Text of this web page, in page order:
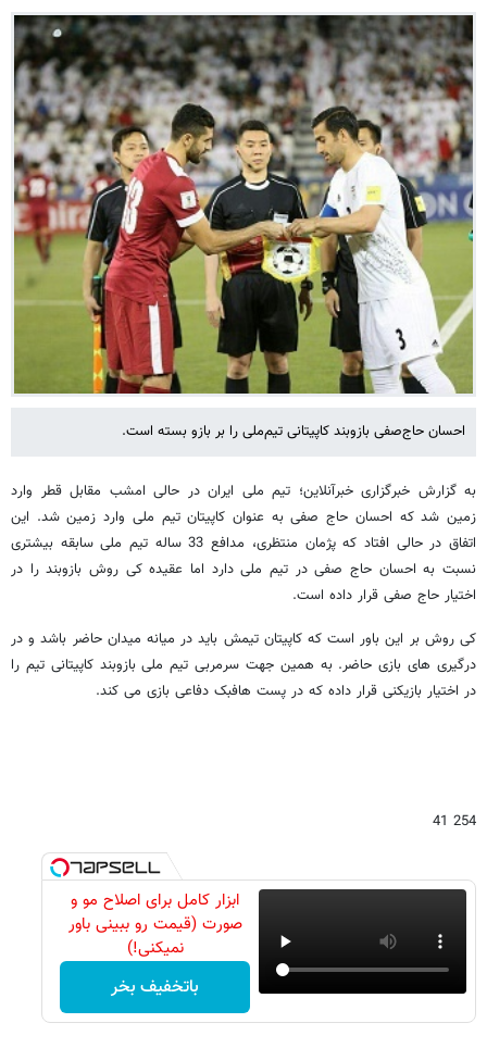
احسان حاج‌صفی بازوبند کاپیتانی تیم‌ملی را بر بازو بسته است.
به گزارش خبرگزاری خبرآنلاین؛ تیم ملی ایران در حالی امشب مقابل قطر وارد
زمین شد که احسان حاج صفی به عنوان کاپیتان تیم ملی وارد زمین شد. این
اتفاق در حالی افتاد که پژمان منتظری، مدافع 33 ساله تیم ملی سابقه بیشتری
نسبت به احسان حاج صفی در تیم ملی دارد اما عقیده کی روش بازوبند را در
اختیار حاج صفی قرار داده است.
کی روش بر این باور است که کاپیتان تیمش باید در میانه میدان حاضر باشد و در
درگیری های بازی حاضر. به همین جهت سرمربی تیم ملی بازوبند کاپیتانی تیم را
در اختیار بازیکنی قرار داده که در پست هافبک دفاعی بازی می کند.
254 41
ابزار کامل برای اصلاح مو و
صورت (قیمت رو ببینی باور
نمیکنی!)
باتخفیف بخر